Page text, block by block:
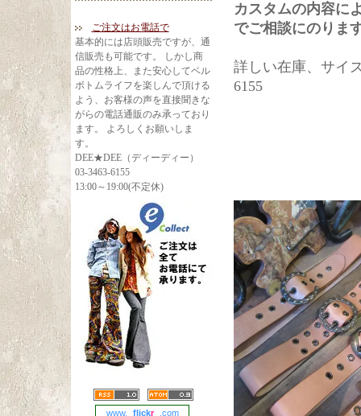
ご注文はお電話で
基本的には店頭販売ですが、通
信販売も可能です。 しかし商
品の性格上、また安心してベル
ボトムライフを楽しんで頂ける
よう、お客様の声を直接聞きな
がらの電話通販のみ承っており
ます。 よろしくお願いしま
す。
DEE★DEE（ディーディー）
03-3463-6155
13:00～19:00(不定休)
www. flickr .com
カスタムの内容に
でご相談にのりま
詳しい在庫、サイ
6155